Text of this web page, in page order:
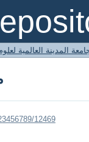
المدينة العالمية
12469